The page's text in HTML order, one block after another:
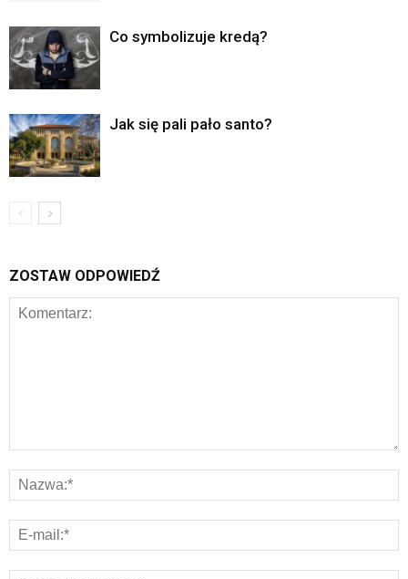
Co symbolizuje kredą?
Jak się pali pało santo?
ZOSTAW ODPOWIEDŹ